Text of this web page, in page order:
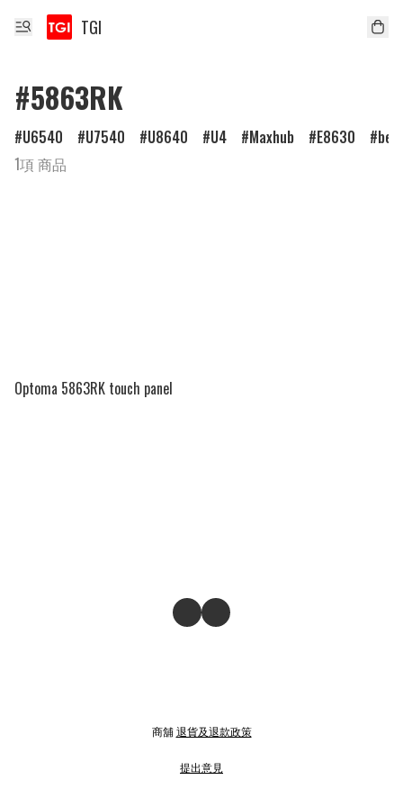
TGI
#5863RK
U6540 U7540 U8640 U4 Maxhub E8630
1項 商品
Optoma 5863RK touch panel
商舖退貨及退款政策
提出意見